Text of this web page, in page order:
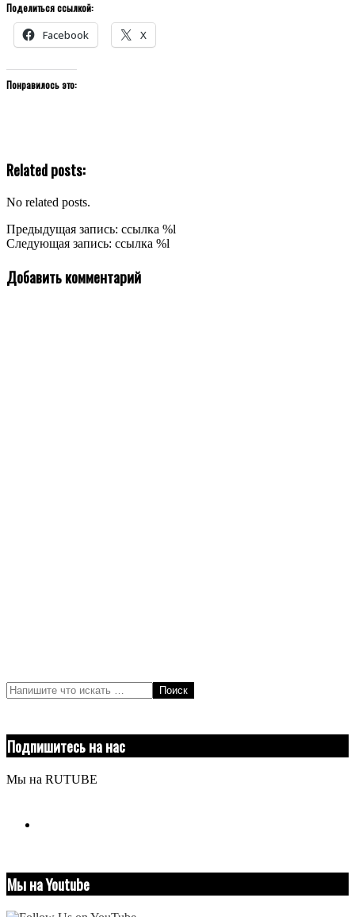
Поделиться ссылкой:
Facebook X
Понравилось это:
Related posts:
No related posts.
2020-
12-
Предыдущая запись: ссылка %l
Следующая запись: ссылка %l
Добавить комментарий
Поиск
Подпишитесь на нас
Мы на RUTUBE
Мы на Youtube